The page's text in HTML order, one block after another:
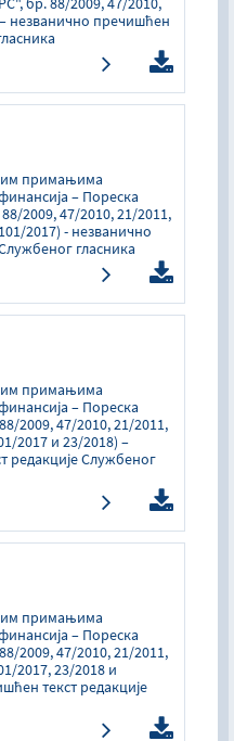
незванично пречишћен
примањима
– Пореска
2009, 47/2010, 21/2011,
2017) - незванично
гласника
примањима
– Пореска
2009, 47/2010, 21/2011,
2017 и 23/2018) –
редакције Службеног
примањима
– Пореска
2009, 47/2010, 21/2011,
2017, 23/2018 и
текст редакције